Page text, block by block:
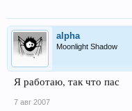
alpha
Moonlight Shadow
Я работаю, так что пас
7 авг 2007